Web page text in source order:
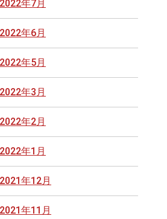
2022年7月
2022年6月
2022年5月
2022年3月
2022年2月
2022年1月
2021年12月
2021年11月